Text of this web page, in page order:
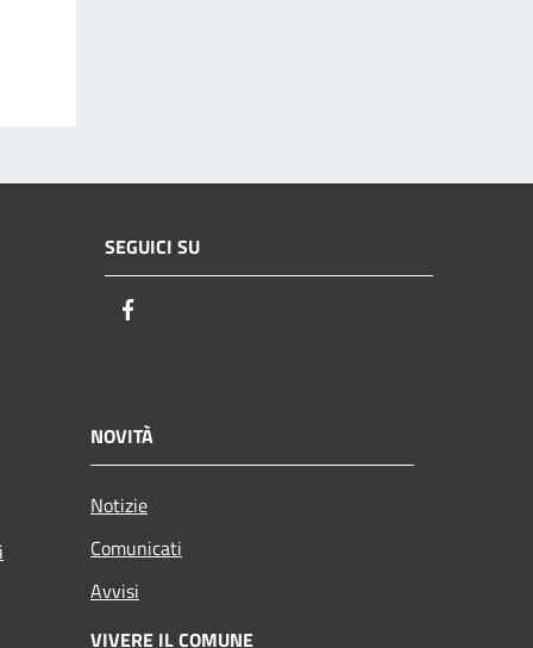
SEGUICI SU
NOVITÀ
Notizie
Comunicati
Avvisi
VIVERE IL COMUNE